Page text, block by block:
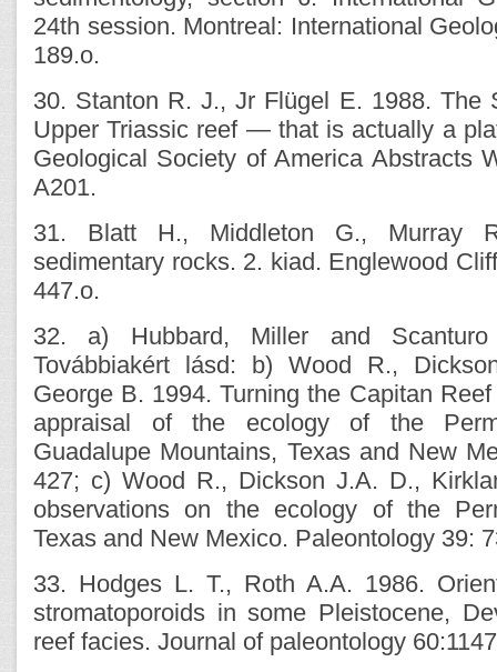
24th session. Montreal: International
189.o.
30. Stanton R. J., Jr Flügel E. 1988. The
Upper Triassic reef — that is actually a
Geological Society of America Abstracts
A201.
31. Blatt H., Middleton G., Murray
sedimentary rocks. 2. kiad. Englewood
447.o.
32. a) Hubbard, Miller and Scanturo
Továbbiakért lásd: b) Wood R.,
George B. 1994. Turning the Capitan
appraisal of the ecology of the
Guadalupe Mountains, Texas and New
427; c) Wood R., Dickson J.A. D.,
observations on the ecology of the
Texas and New Mexico. Paleontology 39:
33. Hodges L. T., Roth A.A. 1986.
stromatoporoids in some Pleistocene,
reef facies. Journal of paleontology